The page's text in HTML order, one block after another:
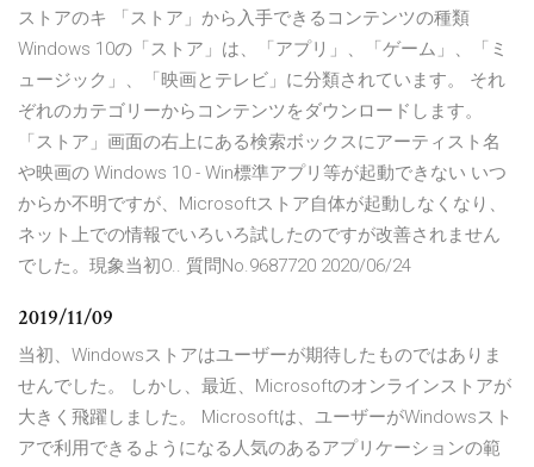
ストアのキ 「ストア」から入手できるコンテンツの種類
Windows 10の「ストア」は、「アプリ」、「ゲーム」、「ミ
ュージック」、「映画とテレビ」に分類されています。 それ
ぞれのカテゴリーからコンテンツをダウンロードします。
「ストア」画面の右上にある検索ボックスにアーティスト名
や映画の Windows 10 - Win標準アプリ等が起動できない いつ
からか不明ですが、Microsoftストア自体が起動しなくなり、
ネット上での情報でいろいろ試したのですが改善されません
でした。現象当初O.. 質問No.9687720 2020/06/24
2019/11/09
当初、Windowsストアはユーザーが期待したものではありま
せんでした。 しかし、最近、Microsoftのオンラインストアが
大きく飛躍しました。 Microsoftは、ユーザーがWindowsスト
アで利用できるようになる人気のあるアプリケーションの範